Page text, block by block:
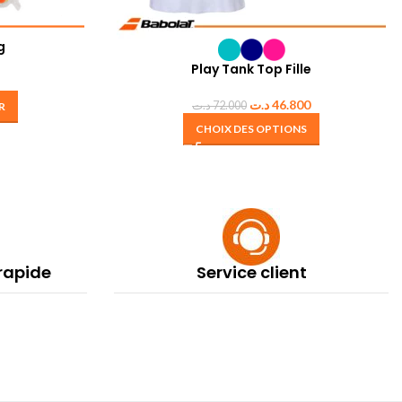
Play Tank Top Fille
72.000د.ت 46.800د.ت
CHOIX DES OPTIONS
Service client